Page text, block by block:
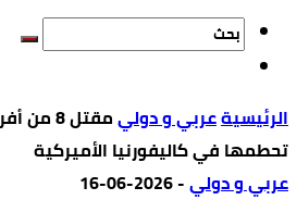
‫الرئيسية‬عربي و دولي
تحطمها في كاليفورنيا الأميركية
عربي و دولي-
2026-06-16